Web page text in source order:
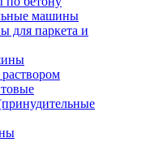
машины
для паркета и